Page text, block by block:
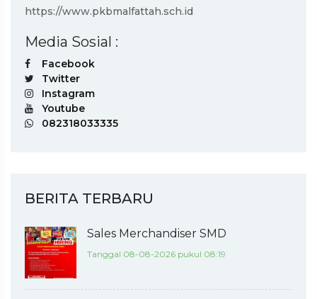
https://www.pkbmalfattah.sch.id
Media Sosial :
Facebook
Twitter
Instagram
Youtube
082318033335
BERITA TERBARU
Sales Merchandiser SMD
Tanggal 08-08-2026 pukul 08:19